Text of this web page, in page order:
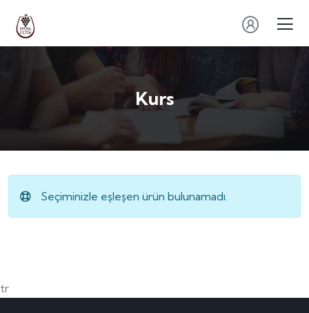
Kurs
Seçiminizle eşleşen ürün bulunamadı.
tr